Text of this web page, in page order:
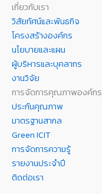
เกี่ยวกับเรา
วิสัยทัศน์และพันธกิจ
โครงสร้างองค์กร
นโยบายและแผน
ผู้บริหารและบุคลากร
งานวิจัย
การจัดการคุณภาพองค์กร
ประกันคุณภาพ
มาตรฐานสากล
Green ICIT
การจัดการความรู้
รายงานประจำปี
ติดต่อเรา